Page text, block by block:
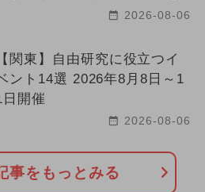
2026-08-06
【関東】自由研究に役立つイ
ント14選 2026年8月8日～1
日開催
2026-08-06
事をもっとみる